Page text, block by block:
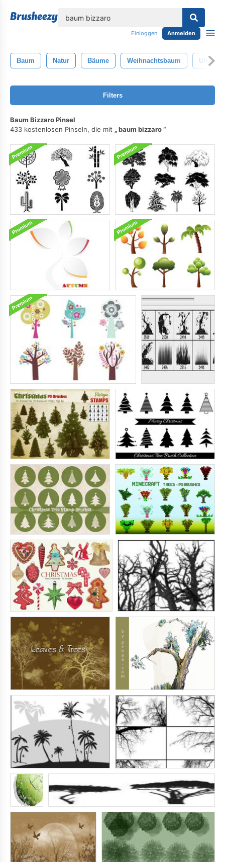
Einloggen Anmelden
Baum Natur Bäume Weihnachtsbaum Urlaub
Filters
Baum Bizzaro Pinsel
433 kostenlosen Pinseln, die mit
baum bizzaro